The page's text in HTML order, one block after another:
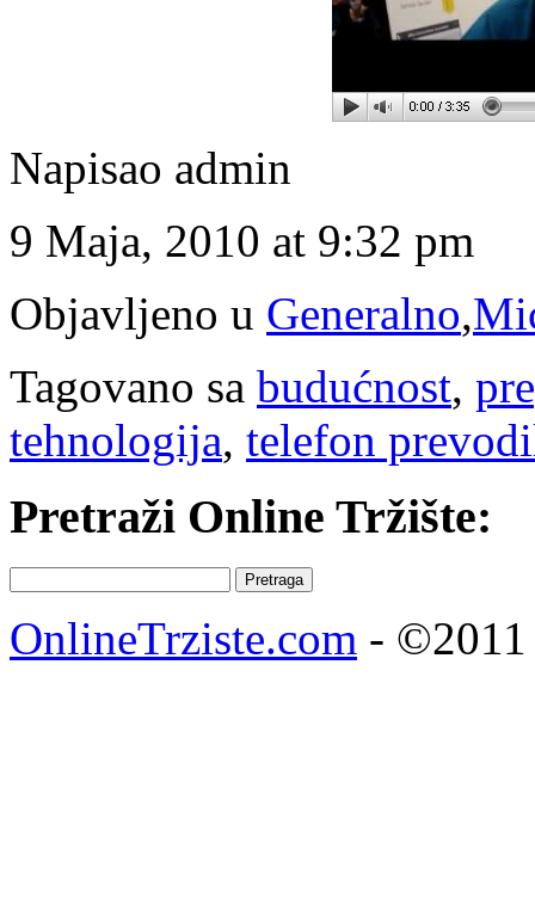
Napisao admin
9 Maja, 2010 at 9:32 pm
Objavljeno u Generalno,
Tagovano sa budućnost,
tehnologija, telefon
Pretraži Online Tržište:
OnlineTrziste.com - ©2011